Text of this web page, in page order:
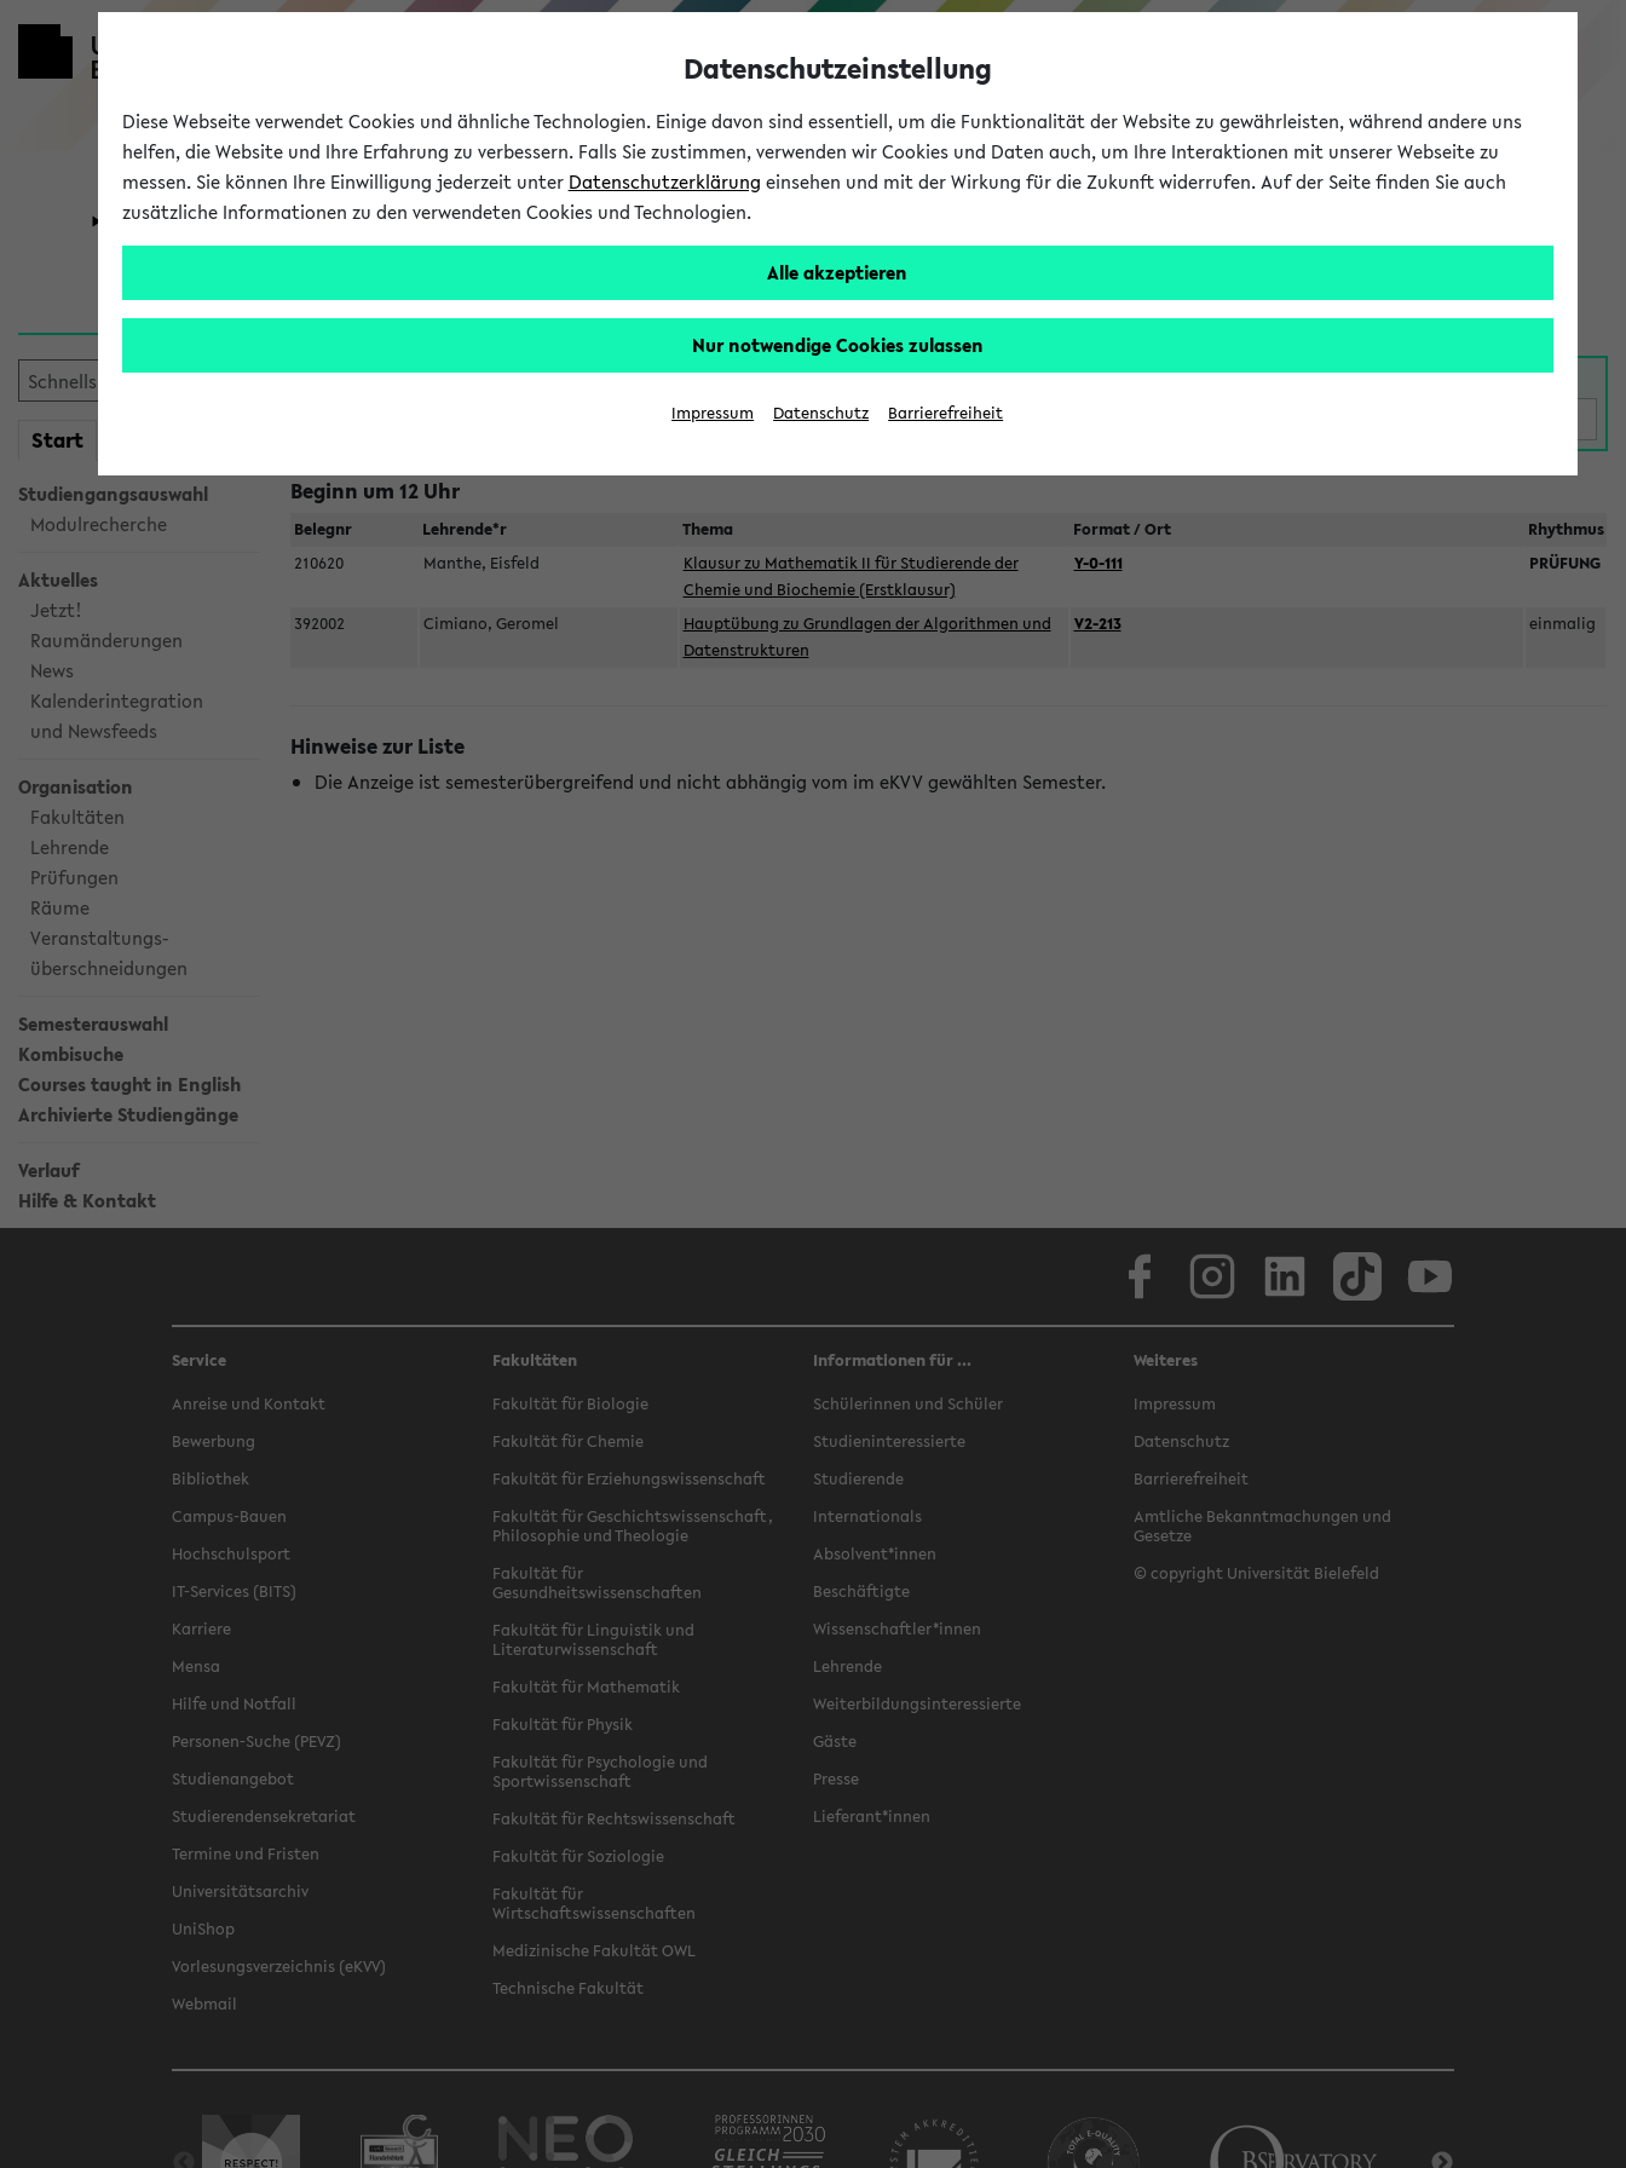
eKVV
Universität Forschung Studium
Start
Studiengangsauswahl
Modulrecherche
Aktuelles
Jetzt!
Raumänderungen
News
Kalenderintegration
und Newsfeeds
Organisation
Fakultäten
Lehrende
Prüfungen
Räume
Veranstaltungs-
überschneidungen
Semesterauswahl
Kombisuche
Courses taught in English
Archivierte Studiengänge
Verlauf
Hilfe & Kontakt
Jetzt und in Kürze stattfindende Veranstaltungen
Zu viele Veranstaltungen?
Suche:
Beginn um 12 Uhr
Belegnr Lehrende*r Thema Format / Ort
Rhythmus
210620
Manthe, Eisfeld
Klausur zu Mathematik II für Studierende der
Chemie und Biochemie (Erstklausur)
Y-0-111 PRÜFUNG
392002 Cimiano, Geromel
Hauptübung zu Grundlagen der Algorithmen und
Datenstrukturen
V2-213 einmalig
Hinweise zur Liste
Die Anzeige ist semesterübergreifend und nicht abhängig vom im eKVV gewählten Semester.
Service
Anreise und Kontakt
Bewerbung
Bibliothek
Campus-Bauen
Hochschulsport
IT-Services (BITS)
Karriere
Mensa
Hilfe und Notfall
Personen-Suche (PEVZ)
Studienangebot
Studierendensekretariat
Termine und Fristen
Universitätsarchiv
UniShop
Vorlesungsverzeichnis (eKVV)
Webmail
Fakultäten
Fakultät für Biologie
Fakultät für Chemie
Fakultät für Erziehungswissenschaft
Fakultät für Geschichtswissenschaft,
Philosophie und Theologie
Fakultät für
Gesundheitswissenschaften
Fakultät für Linguistik und
Literaturwissenschaft
Fakultät für Mathematik
Fakultät für Physik
Fakultät für Psychologie und
Sportwissenschaft
Fakultät für Rechtswissenschaft
Fakultät für Soziologie
Fakultät für
Wirtschaftswissenschaften
Medizinische Fakultät OWL
Technische Fakultät
Informationen für ...
Schülerinnen und Schüler
Studieninteressierte
Studierende
Internationals
Absolvent*innen
Beschäftigte
Wissenschaftler*innen
Lehrende
Weiterbildungsinteressierte
Gäste
Presse
Lieferant*innen
Weiteres
Impressum
Datenschutz
Barrierefreiheit
Amtliche Bekanntmachungen und
Gesetze
© copyright Universität Bielefeld
Datenschutzeinstellung
Diese Webseite verwendet Cookies und ähnliche Technologien. Einige davon sind essentiell, um die Funktionalität der Website zu gewährleisten, während andere uns
helfen, die Website und Ihre Erfahrung zu verbessern. Falls Sie zustimmen, verwenden wir Cookies und Daten auch, um Ihre Interaktionen mit unserer Webseite zu
messen. Sie können Ihre Einwilligung jederzeit unter Datenschutzerklärung einsehen und mit der Wirkung für die Zukunft widerrufen. Auf der Seite finden Sie auch
zusätzliche Informationen zu den verwendeten Cookies und Technologien.
Alle akzeptieren
Nur notwendige Cookies zulassen
Impressum Datenschutz Barrierefreiheit